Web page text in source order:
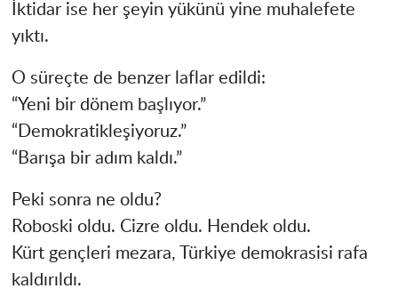
İktidar ise her şeyin yükünü yine muhalefete
yıktı.
O süreçte de benzer laflar edildi:
“Yeni bir dönem başlıyor.”
“Demokratikleşiyoruz.”
“Barışa bir adım kaldı.”
Peki sonra ne oldu?
Roboski oldu. Cizre oldu. Hendek oldu.
Kürt gençleri mezara, Türkiye demokrasisi rafa
kaldırıldı.